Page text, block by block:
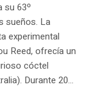
su 63º
sueños. La
experimental
Reed, ofrecía un
cóctel
Durante 20...